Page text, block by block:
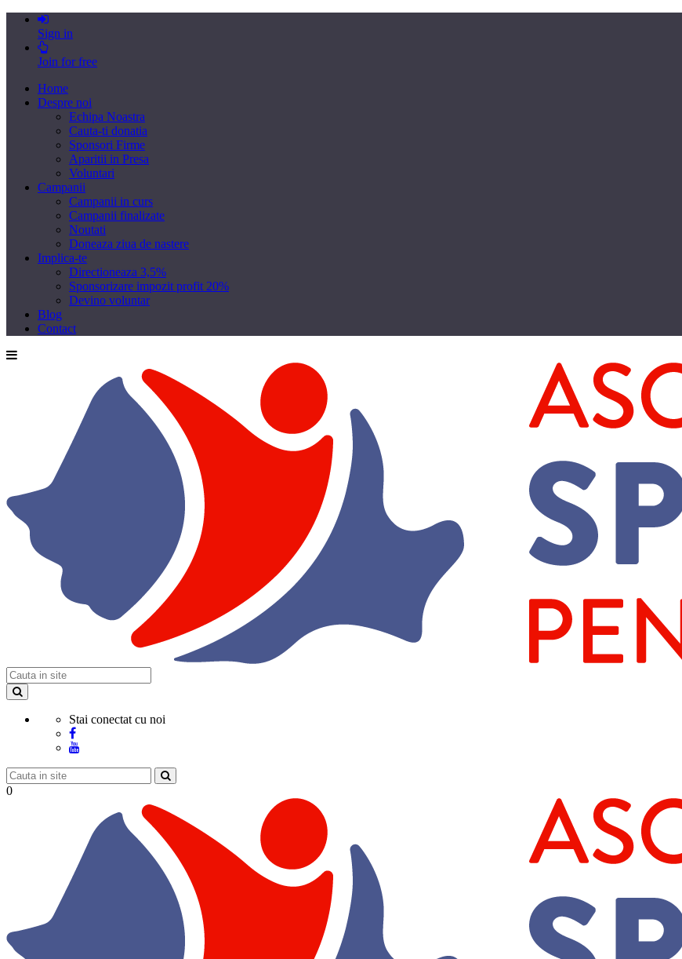
Sign in
Join for free
Home
Despre noi
Echipa Noastra
Cauta-ti donatia
Sponsori Firme
Aparitii in Presa
Voluntari
Campanii
Campanii in curs
Campanii finalizate
Noutati
Doneaza ziua de nastere
Implica-te
Directioneaza 3,5%
Sponsorizare impozit profit 20%
Devino voluntar
Blog
Contact
Stai conectat cu noi
0